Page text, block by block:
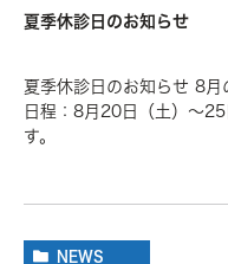
夏季休診日のお知らせ
夏季休診日のお知らせ 8月
日程：8月20日（土）～
す。
NEWS